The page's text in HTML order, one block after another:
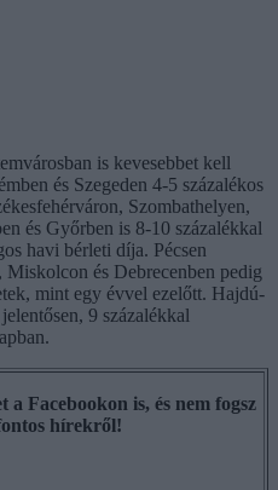
is kevesebbet kell
és Szegeden 4-5 százalékos
Szombathelyen,
és Győrben is 8-10 százalékkal
havi bérleti díja. Pécsen
Miskolcon és Debrecenben pedig
mint egy évvel ezelőtt. Hajdú-
9 százalékkal
Facebookon is, és nem fogsz
hírekről!